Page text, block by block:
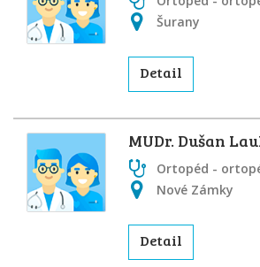
Šurany
Detail
MUDr. Dušan
Ortopéd -
Nové Zámky
Detail